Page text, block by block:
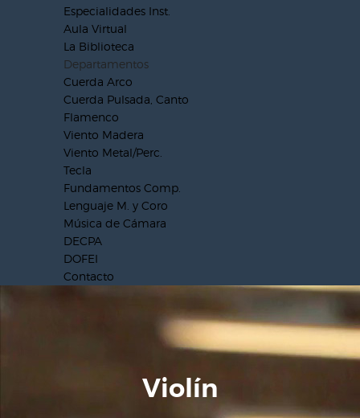
Especialidades Inst.
Aula Virtual
La Biblioteca
Departamentos
Cuerda Arco
Cuerda Pulsada, Canto
Flamenco
Viento Madera
Viento Metal/Perc.
Tecla
Fundamentos Comp.
Lenguaje M. y Coro
Música de Cámara
DECPA
DOFEI
Contacto
Violín